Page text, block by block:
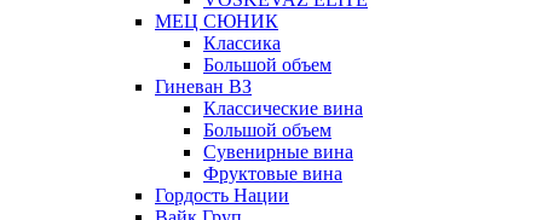
МЕЦ СЮНИК
Классика
Большой объем
Гиневан ВЗ
Классические вина
Большой объем
Сувенирные вина
Фруктовые вина
Гордость Нации